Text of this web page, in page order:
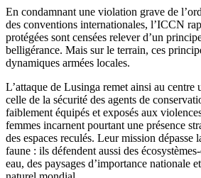
En condamnant une violation grave de
des conventions internationales, l’ICCN
protégées sont censées relever d’un
belligérance. Mais sur le terrain, ces
dynamiques armées locales.
L’attaque de Lusinga remet ainsi au centre
celle de la sécurité des agents de
faiblement équipés et exposés aux
femmes incarnent pourtant une présence
des espaces reculés. Leur mission dépasse
faune : ils défendent aussi des
eau, des paysages d’importance nationale